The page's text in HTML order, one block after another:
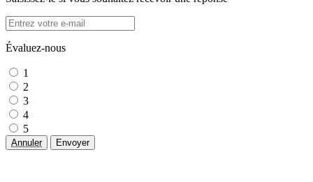
Évaluez-nous
1
2
3
4
5
Annuler Envoyer